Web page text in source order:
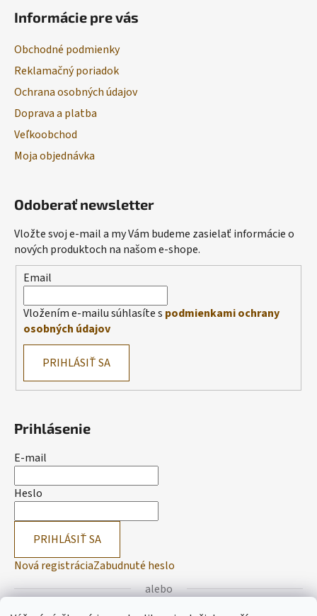
Informácie pre vás
Obchodné podmienky
Reklamačný poriadok
Ochrana osobných údajov
Doprava a platba
Veľkoobchod
Moja objednávka
Odoberať newsletter
Vložte svoj e-mail a my Vám budeme zasielať informácie o
nových produktoch na našom e-shope.
Email
Vložením e-mailu súhlasíte s podmienkami ochrany
osobných údajov
PRIHLÁSIŤ SA
Prihlásenie
E-mail
Heslo
PRIHLÁSIŤ SA
Nová registráciaZabudnuté heslo
alebo